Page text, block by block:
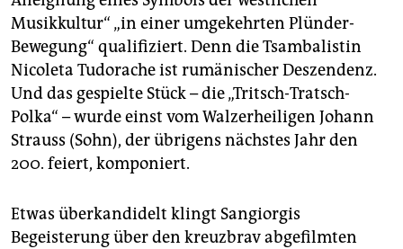
Musikkultur“ „in einer umgekehrten Plünder-
Bewegung“ qualifiziert. Denn die Tsambalistin
Nicoleta Tudorache ist rumänischer Deszendenz.
Und das gespielte Stück – die „Tritsch-Tratsch-
Polka“ – wurde einst vom Walzerheiligen Johann
Strauss (Sohn), der übrigens nächstes Jahr den
200. feiert, komponiert.
Etwas überkandidelt klingt Sangiorgis
Begeisterung über den kreuzbrav abgefilmten